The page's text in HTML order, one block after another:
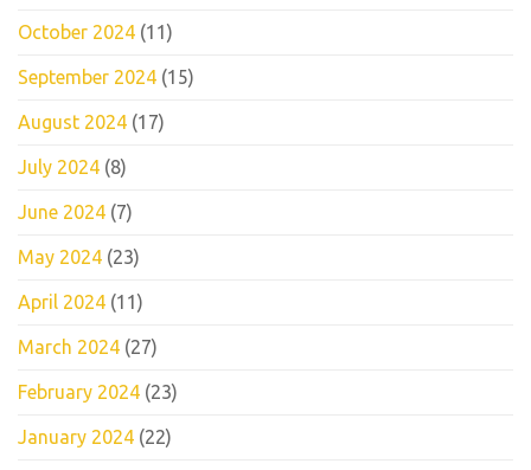
October 2024 (11)
September 2024 (15)
August 2024 (17)
July 2024 (8)
June 2024 (7)
May 2024 (23)
April 2024 (11)
March 2024 (27)
February 2024 (23)
January 2024 (22)